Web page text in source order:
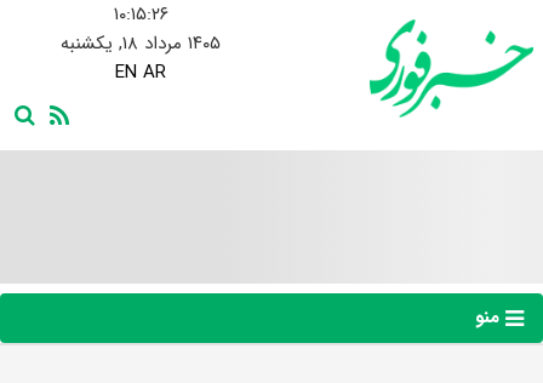
۱۰:۱۵:۲۷
۱۴۰۵ مرداد ۱۸, یکشنبه
EN AR
منو